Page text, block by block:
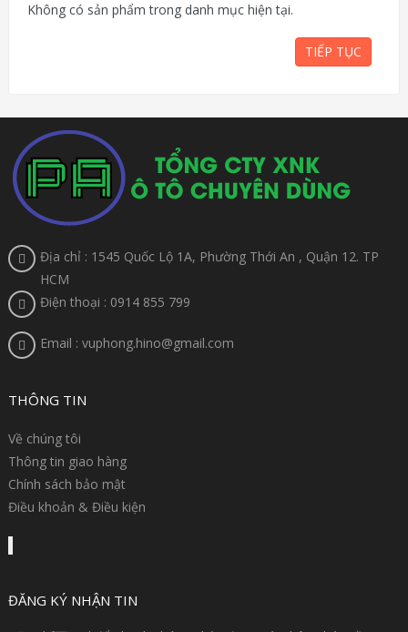
Không có sản phẩm trong danh mục hiện tại.
TIẾP TỤC
Địa chỉ : 1545 Quốc Lộ 1A, Phường Thới An , Quận 12. TP
HCM
Điện thoại : 0914 855 799
Email : vuphong.hino@gmail.com
THÔNG TIN
Về chúng tôi
Thông tin giao hàng
Chính sách bảo mật
Điều khoản & Điều kiện
ĐĂNG KÝ NHẬN TIN